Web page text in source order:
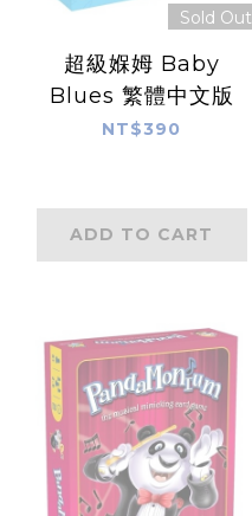
Sold Out
超級媬姆 Baby
Blues 繁體中文版
NT$390
ADD TO CART